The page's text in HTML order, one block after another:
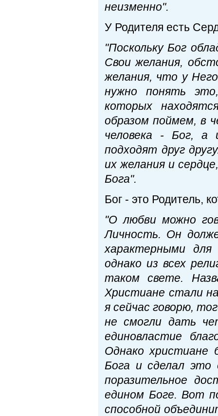
неизменно".
У Родителя есть
"Поскольку Бог
Свои желания,
желания, что у
нужно понять
которых
образом поймем, в
человека - Бог, а
подходят друг
их желания и
Бога".
Бог - это Родитель,
"О любви можно
Личность. Он
характерными для
однако из всех
таком свете.
Христиане стали
я сейчас говорю,
не смогли дать
единовластие
Однако христиане
Бога и сделал это
поразительное
едином Боге. Вот
способной